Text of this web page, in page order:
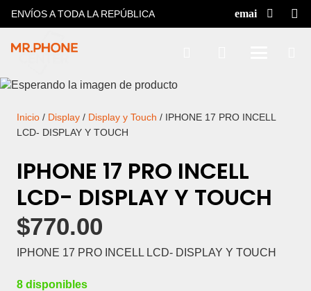
ENVÍOS A TODA LA REPÚBLICA
Inicio / Display / Display y Touch / IPHONE 17 PRO INCELL
LCD- DISPLAY Y TOUCH
IPHONE 17 PRO INCELL
LCD- DISPLAY Y TOUCH
$770.00
IPHONE 17 PRO INCELL LCD- DISPLAY Y TOUCH
8 disponibles